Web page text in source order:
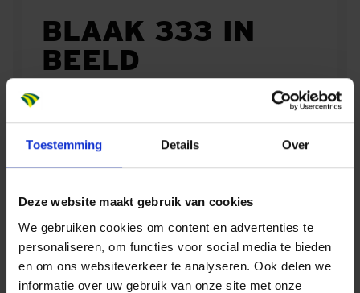
Toestemming Details Over
Deze website maakt gebruik van cookies
We gebruiken cookies om content en advertenties te
personaliseren, om functies voor social media te bieden
en om ons websiteverkeer te analyseren. Ook delen we
informatie over uw gebruik van onze site met onze
BLAAK 333 IN
BEELD
In het Rotterdamse stadshart, midden in het
zakencentrum, daar ligt de markante
woontoren Blaak 333. Met 319 duurzame
appartementen, een stadslobby, horeca,
daktuin draagt dit project bij aan een
toekomstbestendige, inclusieve stad.